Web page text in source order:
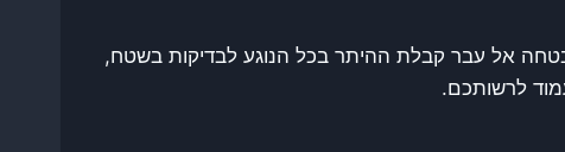
אל עבר קבלת ההיתר בכל הנוגע לבדיקות בשטח,
לרשותכם.